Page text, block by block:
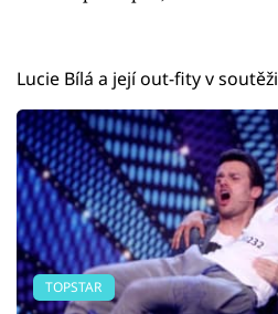
Lucie Bílá a její out-fity v soutěži
TOPSTAR